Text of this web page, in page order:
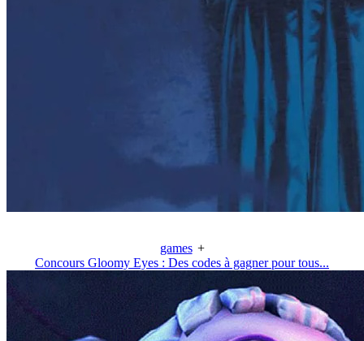
games +
Concours Gloomy Eyes : Des codes à gagner pour tous...